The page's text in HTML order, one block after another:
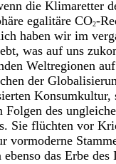
die Klimaretter
egalitäre CO2-
haben wir im
was auf uns
Weltregionen
der
Folgen des
Sie flüchten vor
vormoderne
ebenso das Erbe